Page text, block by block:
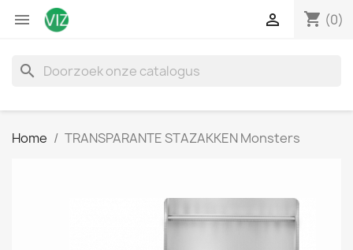
 shopping_cart (0)

search
Home TRANSPARANTE STAZAKKEN Monsters